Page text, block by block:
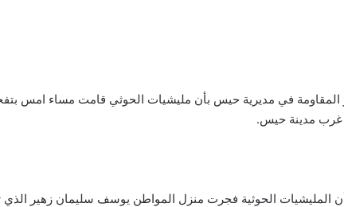
المقاومة في مديرية حيس بأن مليشيات الحوثي قامت مساء امس
غرب مدينة حيس.
المليشيات الحوثية فجرت منزل المواطن يوسف سليمان زهير الذي